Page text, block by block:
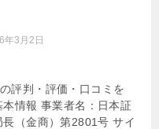
年3月2日
評判・評価・口コミを
情報 事業者名：日本証
（金商）第2801号 サイ